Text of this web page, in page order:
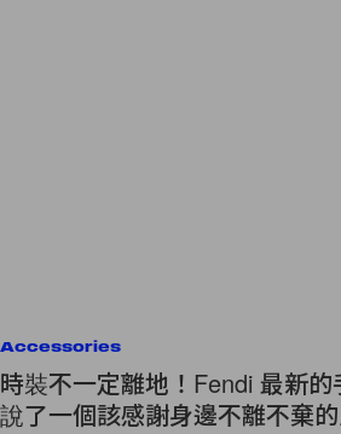
Accessories
時裝不一定離地！Fendi 最新
說了一個該感謝身邊不離不棄